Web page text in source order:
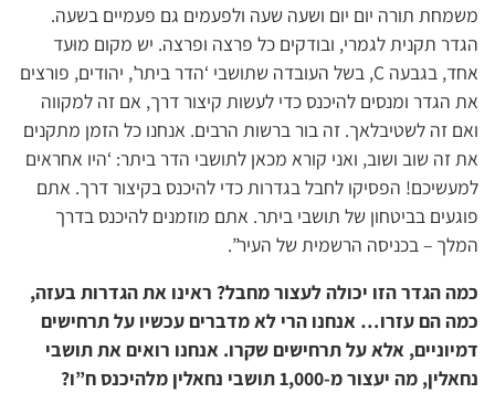
משמחת תורה יום יום ושעה שעה ולפעמים גם פעמיים בשעה.
הגדר תקנית לגמרי, ובודקים כל פרצה ופרצה. יש מקום מוּעד
אחד, בגבעה C, בשל העובדה שתושבי ‘הדר ביתר’, יהודים, פורצים
את הגדר ומנסים להיכנס כדי לעשות קיצור דרך, אם זה למקווה
ואם זה לשטיבלאך. זה בור ברשות הרבים. אנחנו כל הזמן מתקנים
את זה שוב ושוב, ואני קורא מכאן לתושבי הדר ביתר: ‘היו אחראים
למעשיכם! הפסיקו לחבל בגדרות כדי להיכנס בקיצור דרך. אתם
פוגעים בביטחון של תושבי ביתר. אתם מוזמנים להיכנס בדרך
המלך – בכניסה הרשמית של העיר”.
כמה הגדר הזו יכולה לעצור מחבל? ראינו את הגדרות בעזה,
כמה הם עזרו… אנחנו הרי לא מדברים עכשיו על תרחישים
דמיוניים, אלא על תרחישים שקרו. אנחנו רואים את תושבי
נחאלין, מה יעצור מ-1,000 תושבי נחאלין מלהיכנס ח”ו?